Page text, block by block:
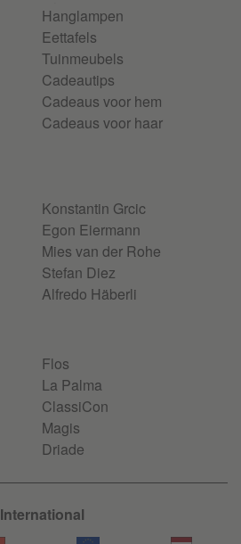
Hanglampen
Eettafels
Tuinmeubels
Cadeautips
Cadeaus voor hem
Cadeaus voor haar
Konstantin Grcic
Egon Eiermann
Mies van der Rohe
Stefan Diez
Alfredo Häberli
Flos
La Palma
ClassiCon
Magis
Driade
International